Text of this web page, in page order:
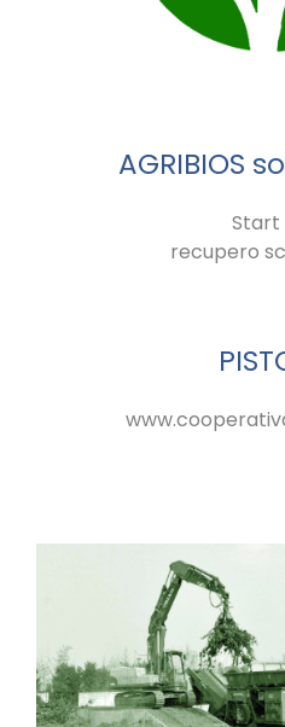
AGRIBIOS
Start
recupero